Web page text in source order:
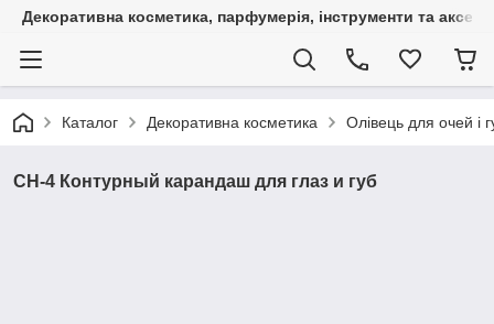
Декоративна косметика, парфумерія, інструменти та
Каталог Декоративна косметика Олівець для очей і
CH-4 Контурный карандаш для глаз и губ